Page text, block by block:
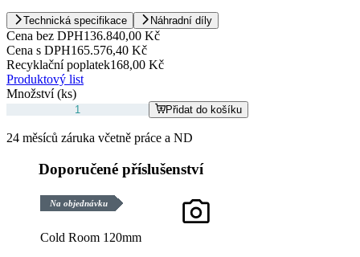
Technická specifikace Náhradní díly
Cena bez DPH136.840,00 Kč
Cena s DPH165.576,40 Kč
Recyklační poplatek168,00 Kč
Produktový list
Množství (ks)
Přidat do košíku
24 měsíců záruka včetně práce a ND
Doporučené příslušenství
Na objednávku
Cold Room 120mm